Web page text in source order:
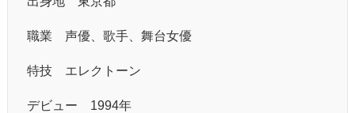
職業 声優、歌手、舞台女優
特技 エレクトーン
デビュー 1994年